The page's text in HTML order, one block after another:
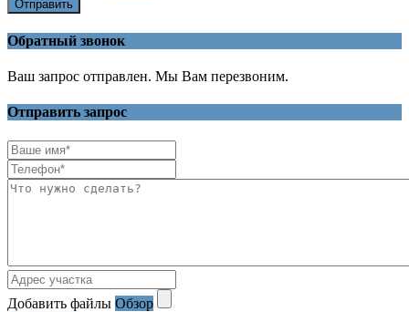
Отправить
Обратный звонок
Ваш запрос отправлен. Мы Вам перезвоним.
Отправить запрос
Добавить файлы Обзор